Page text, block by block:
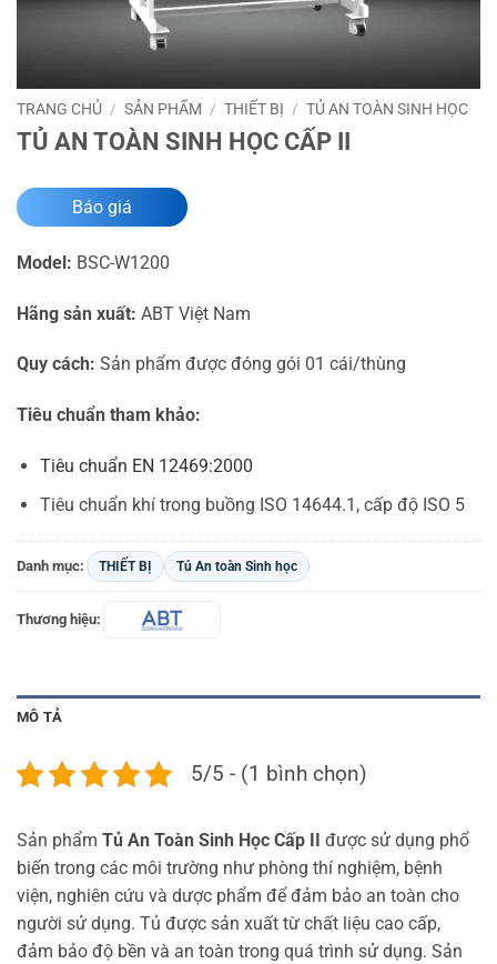
TRANG CHỦ / SẢN PHẨM / THIẾT BỊ / TỦ AN TOÀN SINH HỌC
TỦ AN TOÀN SINH HỌC CẤP II
Báo giá
Model: BSC-W1200
Hãng sản xuất: ABT Việt Nam
Quy cách: Sản phẩm được đóng gói 01 cái/thùng
Tiêu chuẩn tham khảo:
Tiêu chuẩn EN 12469:2000
Tiêu chuẩn khí trong buồng ISO 14644.1, cấp độ ISO 5
Danh mục: THIẾT BỊ Tủ An toàn Sinh học
Thương hiệu:
MÔ TẢ
5/5 - (1 bình chọn)
Sản phẩm Tủ An Toàn Sinh Học Cấp II
được sử dụng phổ
biến trong các môi trường như phòng thí nghiệm, bệnh
viện, nghiên cứu và dược phẩm để đảm bảo an toàn cho
người sử dụng. Tủ được sản xuất từ chất liệu cao cấp,
đảm bảo độ bền và an toàn trong quá trình sử dụng. Sản